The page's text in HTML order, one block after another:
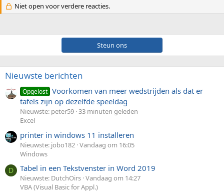
Niet open voor verdere reacties.
Steun ons
Nieuwste berichten
Opgelost Voorkomen van meer wedstrijden als dat er
tafels zijn op dezelfde speeldag
Nieuwste: peter59 33 minuten geleden
Excel
printer in windows 11 installeren
Nieuwste: jobo182 Vandaag om 16:05
Windows
D Tabel in een Tekstvenster in Word 2019
Nieuwste: DutchOirs Vandaag om 14:27
VBA (Visual Basic for Appl.)